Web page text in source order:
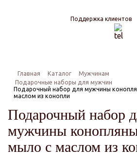
Поддержка клиентов
Поиск
Главная Каталог
Мужчинам
Подарочные наборы для мужчин
Подарочный набор для мужчины
маслом из конопли
Подарочный набор
мужчины
мыло с маслом из